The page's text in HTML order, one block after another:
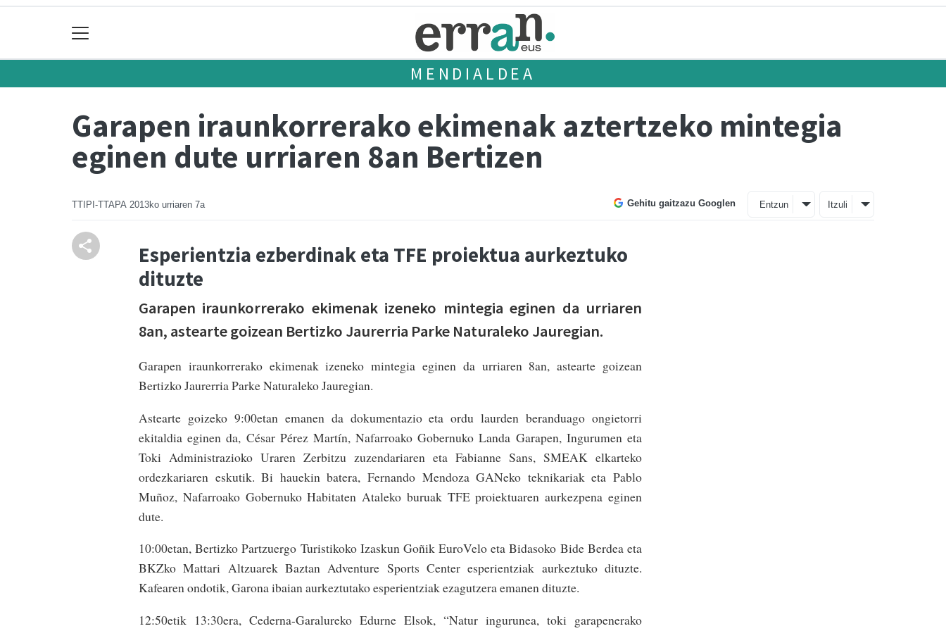
MENDIALDEA
Garapen iraunkorrerako ekimenak aztertzeko mintegia
eginen dute urriaren 8an Bertizen
TTIPI-TTAPA 2013ko urriaren 7a Gehitu gaitzazu Googlen Entzun Itzuli
Esperientzia ezberdinak eta TFE proiektua aurkeztuko
dituzte
Garapen iraunkorrerako ekimenak izeneko mintegia eginen da urriaren
8an, astearte goizean Bertizko Jaurerria Parke Naturaleko Jauregian.
Garapen iraunkorrerako ekimenak izeneko mintegia eginen da urriaren 8an, astearte goizean
Bertizko Jaurerria Parke Naturaleko Jauregian.
Astearte goizeko 9:00etan emanen da dokumentazio eta ordu laurden beranduago ongietorri
ekitaldia eginen da, César Pérez Martín, Nafarroako Gobernuko Landa Garapen, Ingurumen eta
Toki Administrazioko Uraren Zerbitzu zuzendariaren eta Fabianne Sans, SMEAK elkarteko
ordezkariaren eskutik. Bi hauekin batera, Fernando Mendoza GANeko teknikariak eta Pablo
Muñoz, Nafarroako Gobernuko Habitaten Ataleko buruak TFE proiektuaren aurkezpena eginen
dute.
10:00etan, Bertizko Partzuergo Turistikoko Izaskun Goñik EuroVelo eta Bidasoko Bide Berdea eta
BKZko Mattari Altzuarek Baztan Adventure Sports Center esperientziak aurkeztuko dituzte.
Kafearen ondotik, Garona ibaian aurkeztutako esperientziak ezagutzera emanen dituzte.
12:50etik 13:30era, Cederna-Garalureko Edurne Elsok, “Natur ingurunea, toki garapenerako